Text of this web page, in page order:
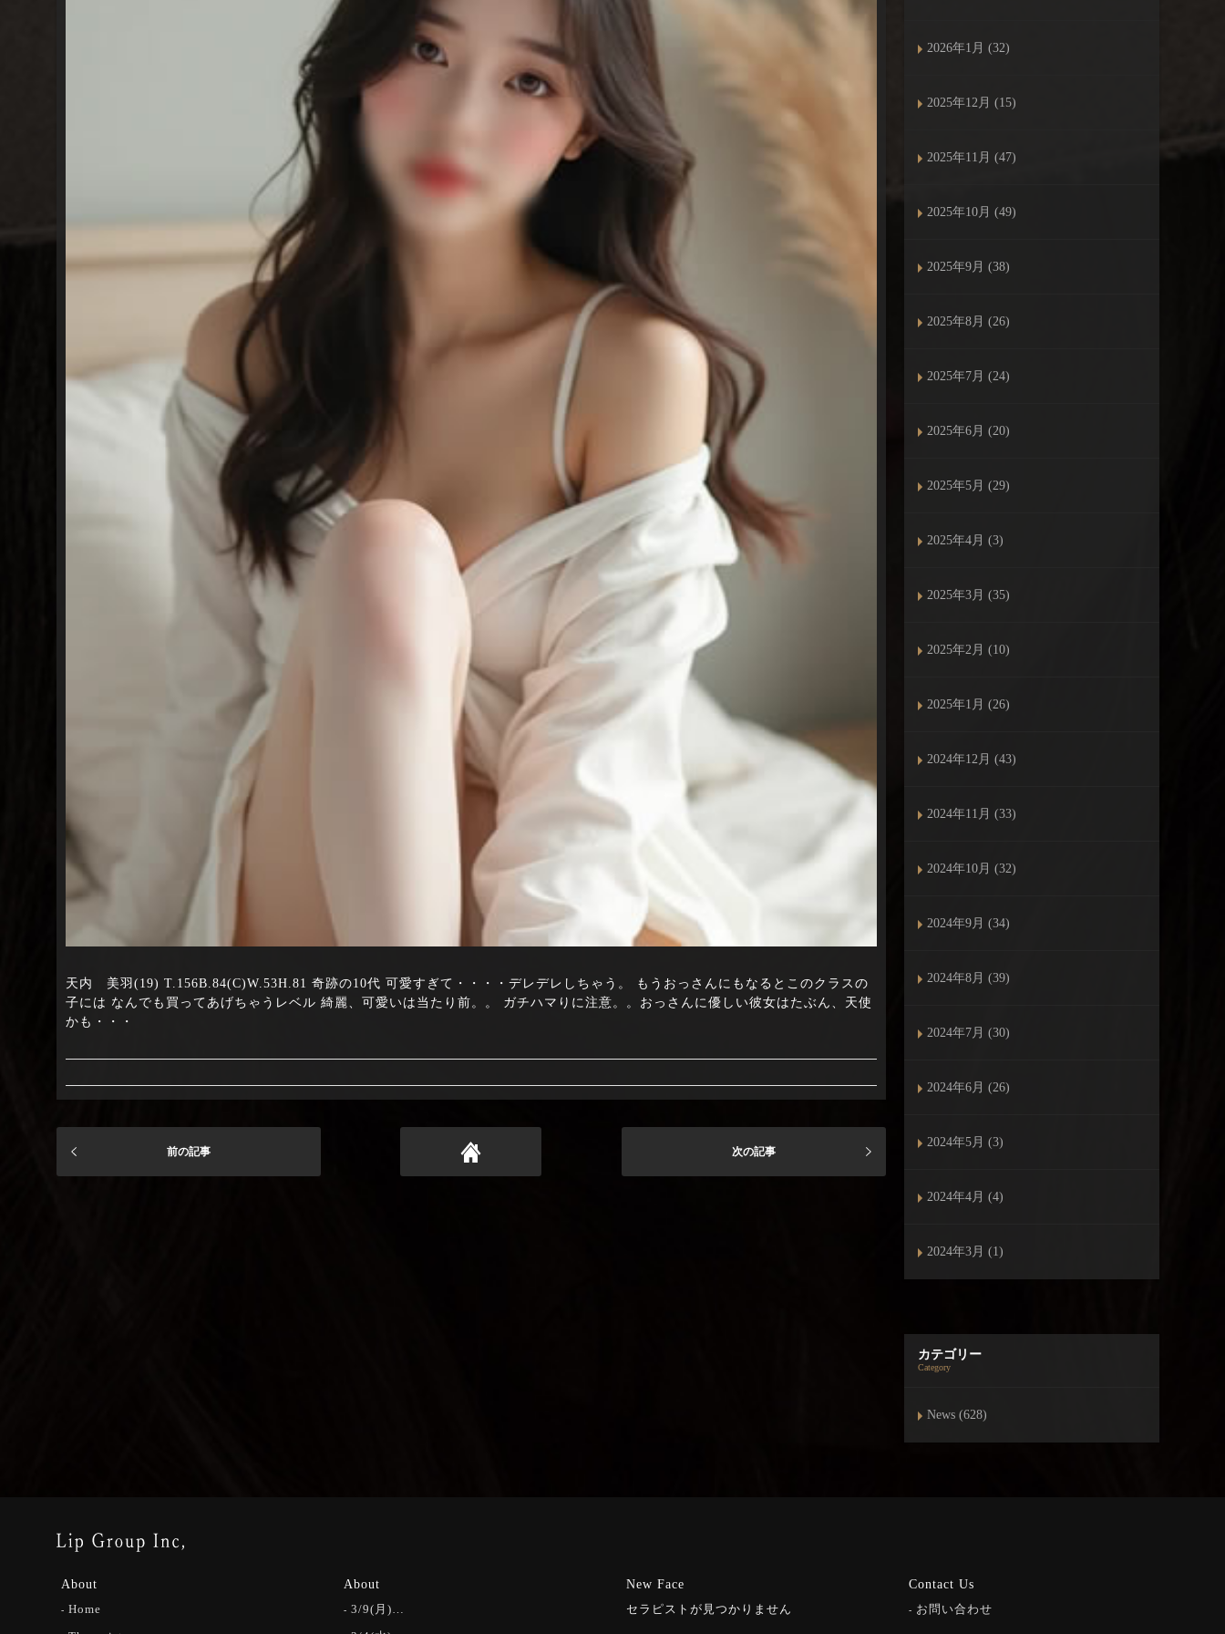
天内 美羽(19) T.156B.84(C)W.53H.81 奇跡の10代 可愛すぎて・・・・デレデレしちゃう。 もうおっさんにもなるとこのクラスの
子には なんでも買ってあげちゃうレベル 綺麗、可愛いは当たり前。。 ガチハマりに注意。。おっさんに優しい彼女はたぶん、天使
かも・・・
前の記事 次の記事
2026年1月 (32)
2025年12月 (15)
2025年11月 (47)
2025年10月 (49)
2025年9月 (38)
2025年8月 (26)
2025年7月 (24)
2025年6月 (20)
2025年5月 (29)
2025年4月 (3)
2025年3月 (35)
2025年2月 (10)
2025年1月 (26)
2024年12月 (43)
2024年11月 (33)
2024年10月 (32)
2024年9月 (34)
2024年8月 (39)
2024年7月 (30)
2024年6月 (26)
2024年5月 (3)
2024年4月 (4)
2024年3月 (1)
カテゴリー
Category
News (628)
About
Home
About
3/9(月)…
New Face
セラピストが見つかりません
Contact Us
お問い合わせ